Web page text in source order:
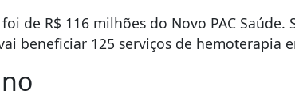
de R$ 116 milhões do Novo PAC Saúde.
beneficiar 125 serviços de hemoterapia